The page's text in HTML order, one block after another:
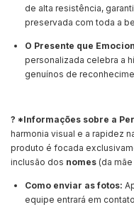
de alta resistência,
preservada com toda a
O Presente que
personalizada celebra a
genuínos de
? *Informações sobre a
harmonia visual e a rapidez
produto é focada
inclusão dos nomes (da
Como enviar as fotos:
equipe entrará em